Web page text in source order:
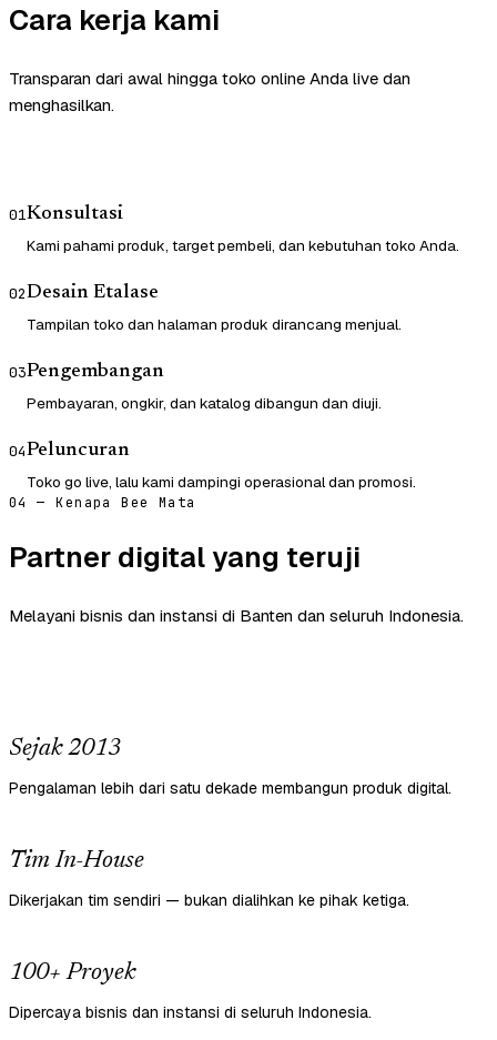
Cara kerja kami
Transparan dari awal hingga toko online Anda live dan
menghasilkan.
01Konsultasi
Kami pahami produk, target pembeli, dan kebutuhan toko Anda.
02Desain Etalase
Tampilan toko dan halaman produk dirancang menjual.
03Pengembangan
Pembayaran, ongkir, dan katalog dibangun dan diuji.
04Peluncuran
Toko go live, lalu kami dampingi operasional dan promosi.
04 — Kenapa Bee Mata
Partner digital yang teruji
Melayani bisnis dan instansi di Banten dan seluruh Indonesia.
Sejak 2013
Pengalaman lebih dari satu dekade membangun produk digital.
Tim In-House
Dikerjakan tim sendiri — bukan dialihkan ke pihak ketiga.
100+ Proyek
Dipercaya bisnis dan instansi di seluruh Indonesia.